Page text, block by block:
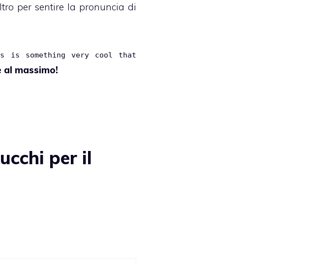
per sentire la pronuncia di
is something very cool that
al massimo!
per il